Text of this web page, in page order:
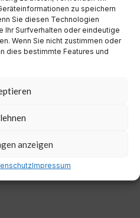
zu speichern
Sie diesen Technologien
Ihr Surfverhalten oder eindeutige
Wenn Sie nicht zustimmen oder
dies bestimmte Features und
anzeigen
Impressum